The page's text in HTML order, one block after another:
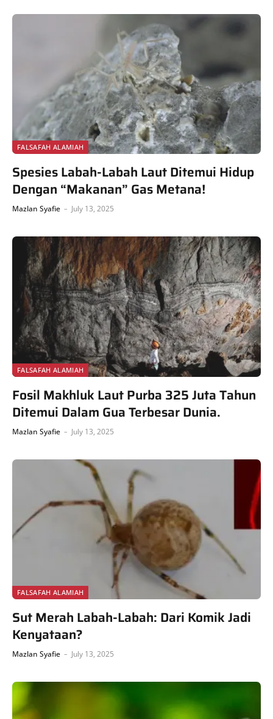
FALSAFAH ALAMIAH
Spesies Labah-Labah Laut Ditemui Hidup
Dengan “Makanan” Gas Metana!
Mazlan Syafie July 13, 2025
FALSAFAH ALAMIAH
Fosil Makhluk Laut Purba 325 Juta Tahun
Ditemui Dalam Gua Terbesar Dunia.
Mazlan Syafie July 13, 2025
FALSAFAH ALAMIAH
Sut Merah Labah-Labah: Dari Komik Jadi
Kenyataan?
Mazlan Syafie July 13, 2025